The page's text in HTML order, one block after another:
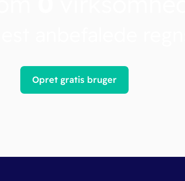
Opret gratis bruger